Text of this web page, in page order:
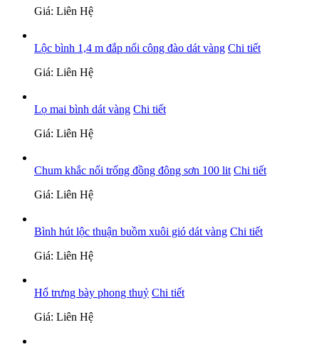
Giá: Liên Hệ
Lộc bình 1,4 m đắp nổi công đào dát vàng Chi tiết
Giá: Liên Hệ
Lọ mai bình dát vàng Chi tiết
Giá: Liên Hệ
Chum khắc nổi trống đồng đông sơn 100 lit Chi tiết
Giá: Liên Hệ
Bình hút lộc thuận buồm xuôi gió dát vàng Chi tiết
Giá: Liên Hệ
Hổ trưng bày phong thuỷ Chi tiết
Giá: Liên Hệ